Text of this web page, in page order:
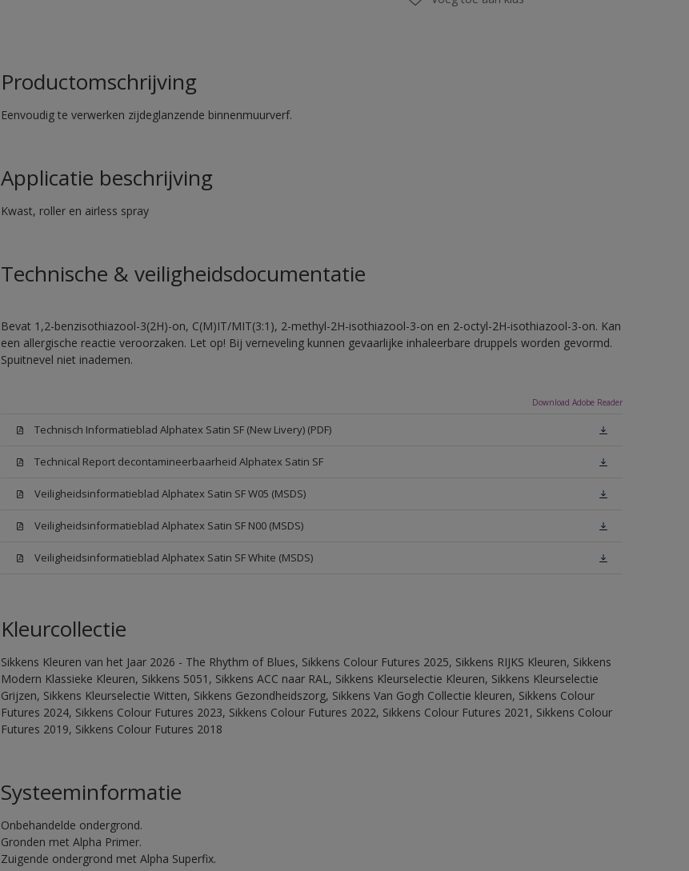
Productomschrijving
Eenvoudig te verwerken zijdeglanzende binnenmuurverf.
Applicatie beschrijving
Kwast, roller en airless spray
Technische & veiligheidsdocumentatie
Bevat 1,2-benzisothiazool-3(2H)-on, C(M)IT/MIT(3:1), 2-methyl-2H-isothiazool-3-on en 2-octyl-2H-isothiazool-3-on. Kan
een allergische reactie veroorzaken. Let op! Bij verneveling kunnen gevaarlijke inhaleerbare druppels worden gevormd.
Spuitnevel niet inademen.
Download Adobe Reader
Technisch Informatieblad Alphatex Satin SF (New Livery) (PDF)
Technical Report decontamineerbaarheid Alphatex Satin SF
Veiligheidsinformatieblad Alphatex Satin SF W05 (MSDS)
Veiligheidsinformatieblad Alphatex Satin SF N00 (MSDS)
Veiligheidsinformatieblad Alphatex Satin SF White (MSDS)
Kleurcollectie
Sikkens Kleuren van het Jaar 2026 - The Rhythm of Blues, Sikkens Colour Futures 2025, Sikkens RIJKS Kleuren, Sikkens
Modern Klassieke Kleuren, Sikkens 5051, Sikkens ACC naar RAL, Sikkens Kleurselectie Kleuren, Sikkens Kleurselectie
Grijzen, Sikkens Kleurselectie Witten, Sikkens Gezondheidszorg, Sikkens Van Gogh Collectie kleuren, Sikkens Colour
Futures 2024, Sikkens Colour Futures 2023, Sikkens Colour Futures 2022, Sikkens Colour Futures 2021, Sikkens Colour
Futures 2019, Sikkens Colour Futures 2018
Systeeminformatie
Onbehandelde ondergrond.
Gronden met Alpha Primer.
Zuigende ondergrond met Alpha Superfix.